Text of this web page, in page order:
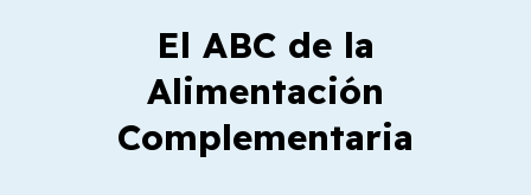
El ABC de la
Alimentación
Complementaria